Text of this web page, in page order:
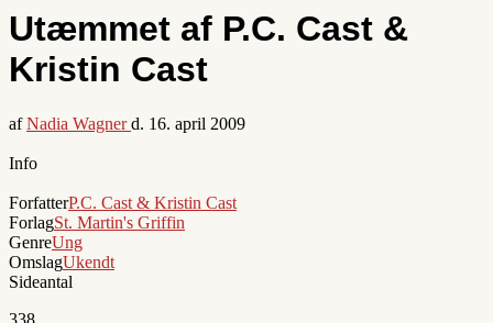
Utæmmet af P.C. Cast &
Kristin Cast
afNadia Wagnerd. 16. april 2009
Info
ForfatterP.C. Cast & Kristin Cast
ForlagSt. Martin's Griffin
GenreUng
OmslagUkendt
Sideantal
338